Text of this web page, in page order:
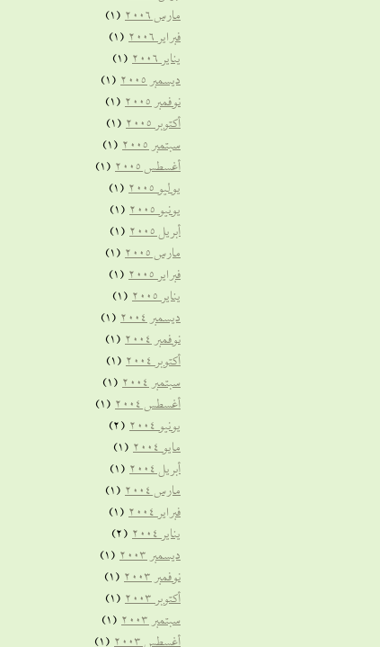
مارس 2006 (1)
فبراير 2006 (1)
يناير 2006 (1)
ديسمبر 2005 (1)
نوفمبر 2005 (1)
أكتوبر 2005 (1)
سبتمبر 2005 (1)
أغسطس 2005 (1)
يوليو 2005 (1)
يونيو 2005 (1)
أبريل 2005 (1)
مارس 2005 (1)
فبراير 2005 (1)
يناير 2005 (1)
ديسمبر 2004 (1)
نوفمبر 2004 (1)
أكتوبر 2004 (1)
سبتمبر 2004 (1)
أغسطس 2004 (1)
يونيو 2004 (2)
مايو 2004 (1)
أبريل 2004 (1)
مارس 2004 (1)
فبراير 2004 (1)
يناير 2004 (2)
ديسمبر 2003 (1)
نوفمبر 2003 (1)
أكتوبر 2003 (1)
سبتمبر 2003 (1)